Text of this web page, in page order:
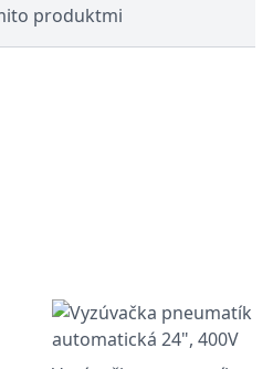
produktmi